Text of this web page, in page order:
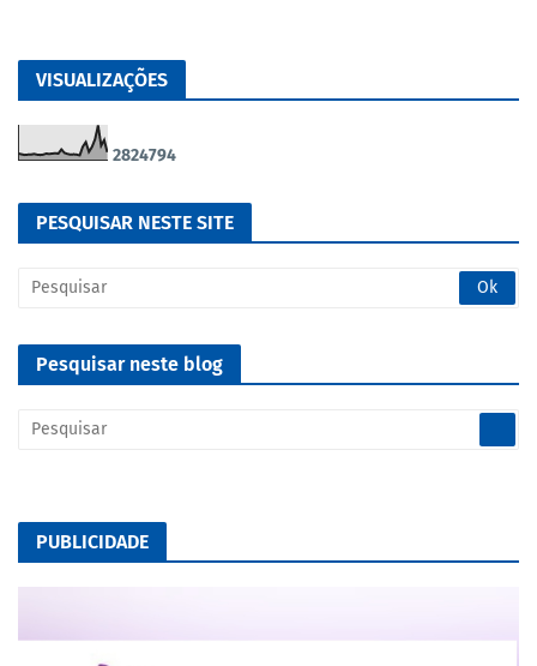
VISUALIZAÇÕES
2824794
PESQUISAR NESTE SITE
Pesquisar neste blog
PUBLICIDADE